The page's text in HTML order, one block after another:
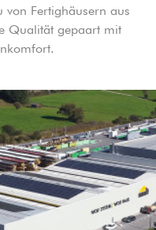
von Fertighäusern aus
Qualität gepaart mit